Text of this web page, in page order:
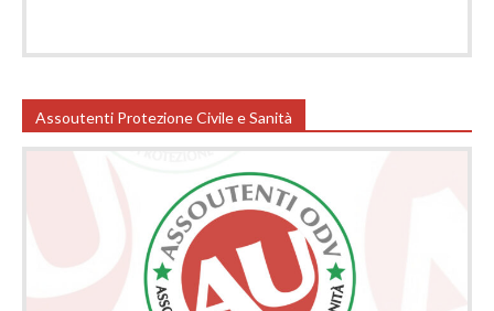
Assoutenti Protezione Civile e Sanità